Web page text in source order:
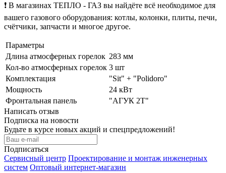
❗ В магазинах ТЕПЛО - ГАЗ вы найдёте всё необходимое для
вашего газового оборудования: котлы, колонки, плиты, печи,
счётчики, запчасти и многое другое.
Параметры
Длина атмосферных горелок 283 мм
Кол-во атмосферных горелок 3 шт
Комплектация
"Sit" + "Polidoro"
Мощность
24 кВт
Фронтальная панель
"АГУК 2Т"
Написать отзыв
Подписка на новости
Будьте в курсе новых акций и спецпредложений!
Подписаться
Сервисный центр Проектирование и монтаж инженерных
систем Оптовый интернет-магазин